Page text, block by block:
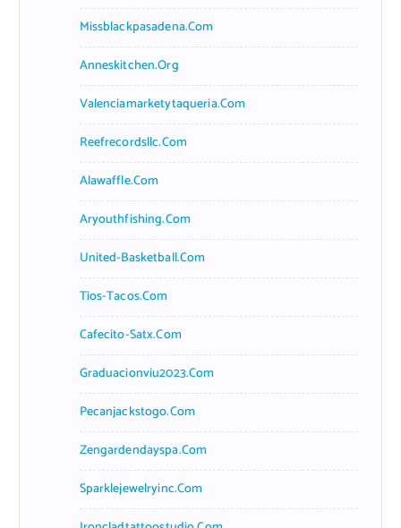
Missblackpasadena.com
Anneskitchen.org
Valenciamarketytaqueria.com
Reefrecordsllc.com
Alawaffle.com
Aryouthfishing.com
United-Basketball.com
Tios-Tacos.com
Cafecito-Satx.com
Graduacionviu2023.com
Pecanjackstogo.com
Zengardendayspa.com
Sparklejewelryinc.com